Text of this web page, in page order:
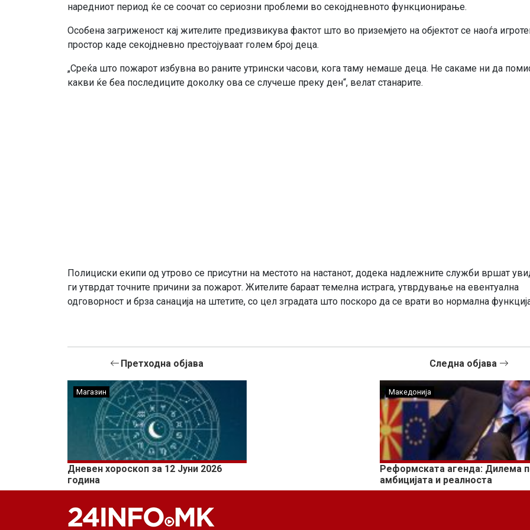
наредниот период ќе се соочат со сериозни проблеми во секојдневното функционирање.
Особена загриженост кај жителите предизвикува фактот што во приземјето на објектот се наоѓа
простор каде секојдневно престојуваат голем број деца.
„Среќа што пожарот избувна во раните утрински часови, кога таму немаше деца. Не сакаме ни да
какви ќе беа последиците доколку ова се случеше преку ден“, велат станарите.
Полициски екипи од утрово се присутни на местото на настанот, додека надлежните служби вршат
ги утврдат точните причини за пожарот. Жителите бараат темелна истрага, утврдување на евентуална
одговорност и брза санација на штетите, со цел зградата што поскоро да се врати во нормална
Претходна објава
Магазин
Дневен хороскоп за 12 Јуни 2026
година
Следна објава
Македонија
Реформската агенда: Дилема
амбицијата и реалноста